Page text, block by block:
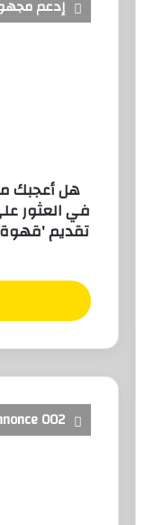
إدعم
هل أعجبك
في العثور
تقديم
002